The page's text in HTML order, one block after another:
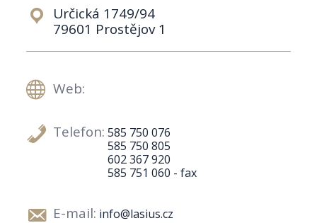
Určická 1749/94
79601 Prostějov 1
Web:
Telefon: 585 750 076
585 750 805
602 367 920
585 751 060 - fax
E-mail: info@lasius.cz